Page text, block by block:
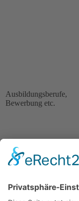
Ausbildungsberufe,
Bewerbung etc.